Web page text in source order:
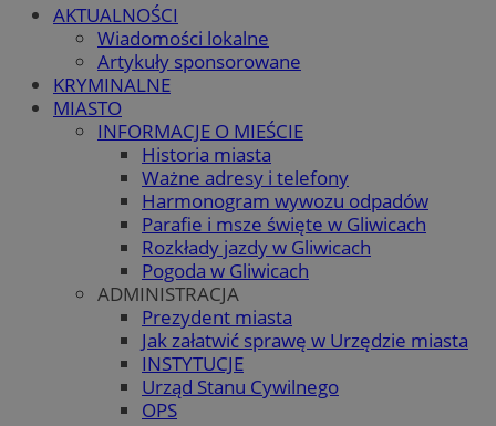
AKTUALNOŚCI
Wiadomości lokalne
Artykuły sponsorowane
KRYMINALNE
MIASTO
INFORMACJE O MIEŚCIE
Historia miasta
Ważne adresy i telefony
Harmonogram wywozu odpadów
Parafie i msze święte w Gliwicach
Rozkłady jazdy w Gliwicach
Pogoda w Gliwicach
ADMINISTRACJA
Prezydent miasta
Jak załatwić sprawę w Urzędzie miasta
INSTYTUCJE
Urząd Stanu Cywilnego
OPS